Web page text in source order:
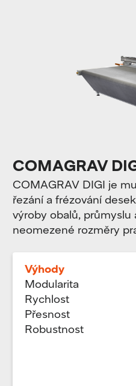
COMAGRAV
COMAGRAV DIGI je
řezání a frézování
výroby obalů, průmyslu
neomezené rozměry
Výhody
Modularita
Rychlost
Přesnost
Robustnost